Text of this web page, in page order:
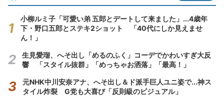
小柳ルミ子「可愛い弟 五郎とデートして来ました」...4歳年
下・野口五郎とステキ2ショット 「40代にしか見えませ
ん！」
生見愛瑠、へそ出し「めるのふく」コーデでかわいすぎ大反
響 「スタイル抜群」「めっちゃお洒落」「最高！」
元NHK中川安奈アナ、へそ出し＆ド派手巨人ユニ姿で...神ス
タイル炸裂 G党も大喜び「反則級のビジュアル」